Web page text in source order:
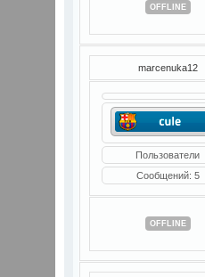
OFFLINE
marcenuka12
Пользователи
Сообщений: 5
OFFLINE